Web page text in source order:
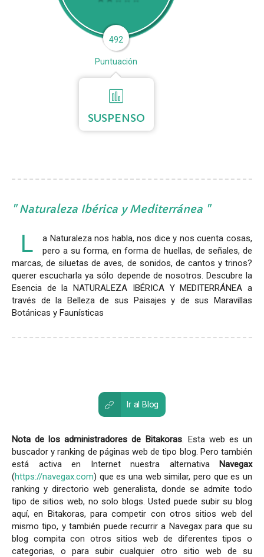
492
Puntuación
SUSPENSO
Naturaleza Ibérica y Mediterránea
L
a Naturaleza nos habla, nos dice y nos cuenta cosas,
pero a su forma, en forma de huellas, de señales, de
marcas, de siluetas de aves, de sonidos, de cantos y trinos?
querer escucharla ya sólo depende de nosotros. Descubre la
Esencia de la NATURALEZA IBÉRICA Y MEDITERRÁNEA a
través de la Belleza de sus Paisajes y de sus Maravillas
Botánicas y Faunísticas
Ir al Blog
Nota de los administradores de Bitakoras. Esta web es un
buscador y ranking de páginas web de tipo blog. Pero también
está activa en Internet nuestra alternativa Navegax
(https://navegax.com) que es una web similar, pero que es un
ranking y directorio web generalista, donde se admite todo
tipo de sitios web, no solo blogs. Usted puede subir su blog
aquí, en Bitakoras, para competir con otros sitios web del
mismo tipo, y también puede recurrir a Navegax para que su
blog compita con otros sitios web de diferentes tipos o
categorias, o para subir cualquier otro sitio web de su